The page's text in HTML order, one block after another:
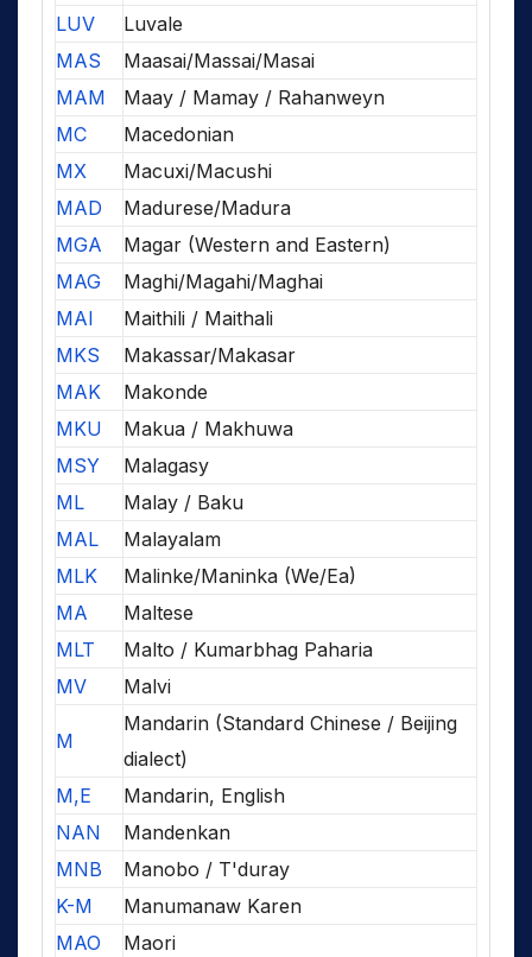
LUV
Luvale
MAS
Maasai/Massai/Masai
MAM
Maay / Mamay / Rahanweyn
MC
Macedonian
MX
Macuxi/Macushi
MAD
Madurese/Madura
MGA
Magar (Western and Eastern)
MAG
Maghi/Magahi/Maghai
MAI
Maithili / Maithali
MKS
Makassar/Makasar
MAK
Makonde
MKU
Makua / Makhuwa
MSY
Malagasy
ML
Malay / Baku
MAL
Malayalam
MLK
Malinke/Maninka (We/Ea)
MA
Maltese
MLT
Malto / Kumarbhag Paharia
MV
Malvi
M
Mandarin (Standard Chinese / Beijing
dialect)
M,E
Mandarin, English
NAN
Mandenkan
MNB
Manobo / T'duray
K-M
Manumanaw Karen
MAO
Maori